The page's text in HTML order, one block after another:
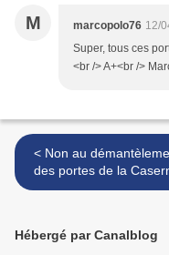
M marcopolo76 12/
Super, tous ces
<br /> A+<br />
< Non au démantèlement
des portes de la
Kléber...
Hébergé par Canalblog